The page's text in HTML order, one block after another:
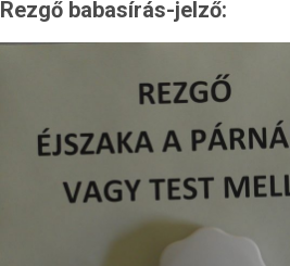
Rezgő babasírás-jelző: